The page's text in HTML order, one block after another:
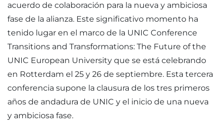
acuerdo de colaboración para la nueva y ambiciosa
fase de la alianza. Este significativo momento ha
tenido lugar en el marco de la UNIC Conference
Transitions and Transformations: The Future of the
UNIC European University que se está celebrando
en Rotterdam el 25 y 26 de septiembre. Esta tercera
conferencia supone la clausura de los tres primeros
años de andadura de UNIC y el inicio de una nueva
y ambiciosa fase.